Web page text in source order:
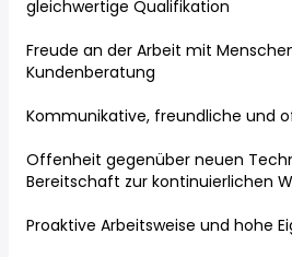
gleichwertige Qualifikation
Freude an der Arbeit mit
Kundenberatung
Kommunikative, freundliche und
Offenheit gegenüber neuen
Bereitschaft zur kontinuierlichen
Proaktive Arbeitsweise und hohe